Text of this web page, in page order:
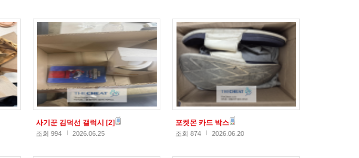
사기꾼 김덕선 갤럭시 [2]
조회 994 2026.06.25
포켓몬 카드 박스
조회 874 2026.06.20